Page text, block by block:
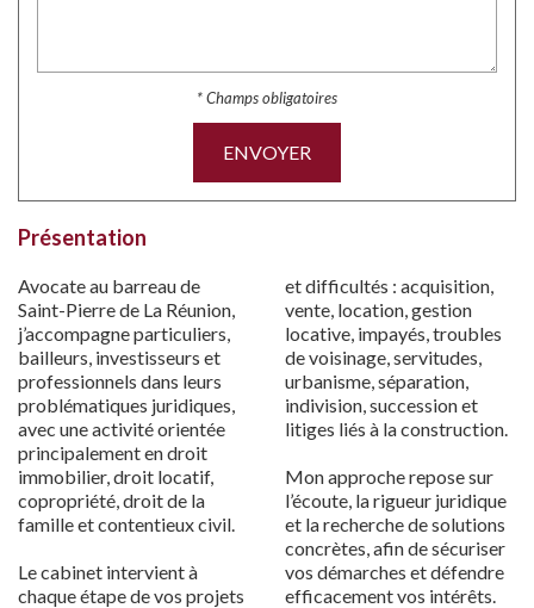
* Champs obligatoires
ENVOYER
Présentation
Avocate au barreau de
Saint-Pierre de La Réunion,
j’accompagne particuliers,
bailleurs, investisseurs et
professionnels dans leurs
problématiques juridiques,
avec une activité orientée
principalement en droit
immobilier, droit locatif,
copropriété, droit de la
famille et contentieux civil.
Le cabinet intervient à
chaque étape de vos projets
et difficultés : acquisition,
vente, location, gestion
locative, impayés, troubles
de voisinage, servitudes,
urbanisme, séparation,
indivision, succession et
litiges liés à la construction.
Mon approche repose sur
l’écoute, la rigueur juridique
et la recherche de solutions
concrètes, afin de sécuriser
vos démarches et défendre
efficacement vos intérêts.